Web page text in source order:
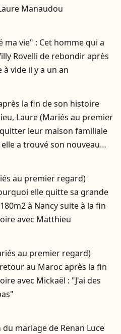
Manaudou
ma vie" : Cet homme qui a
Rovelli de rebondir après
à vide il y a un an
la fin de son histoire
Laure (Mariés au premier
leur maison familiale
a trouvé son nouveau
au premier regard)
elle quitte sa grande
à Nancy suite à la fin
avec Matthieu
au premier regard)
au Maroc après la fin
avec Mickaël : "J'ai des
mariage de Renan Luce